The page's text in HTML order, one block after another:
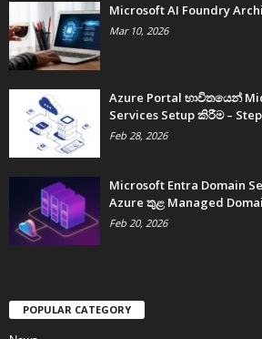
Microsoft AI Foundry
Mar 10, 2026
Azure Portal භාවිතයෙන්
Services Setup කිරීම –
Feb 28, 2026
Microsoft Entra Domain
Azure තුළ Managed
Feb 20, 2026
POPULAR CATEGORY